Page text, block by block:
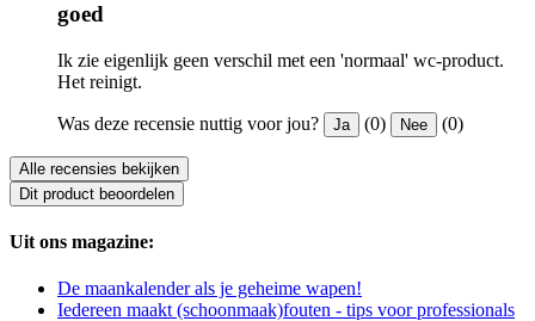
goed
Ik zie eigenlijk geen verschil met een 'normaal' wc-product.
Het reinigt.
Was deze recensie nuttig voor jou? Ja (0) Nee (0)
Alle recensies bekijken
Dit product beoordelen
Uit ons magazine:
De maankalender als je geheime wapen!
Iedereen maakt (schoonmaak)fouten - tips voor professionals